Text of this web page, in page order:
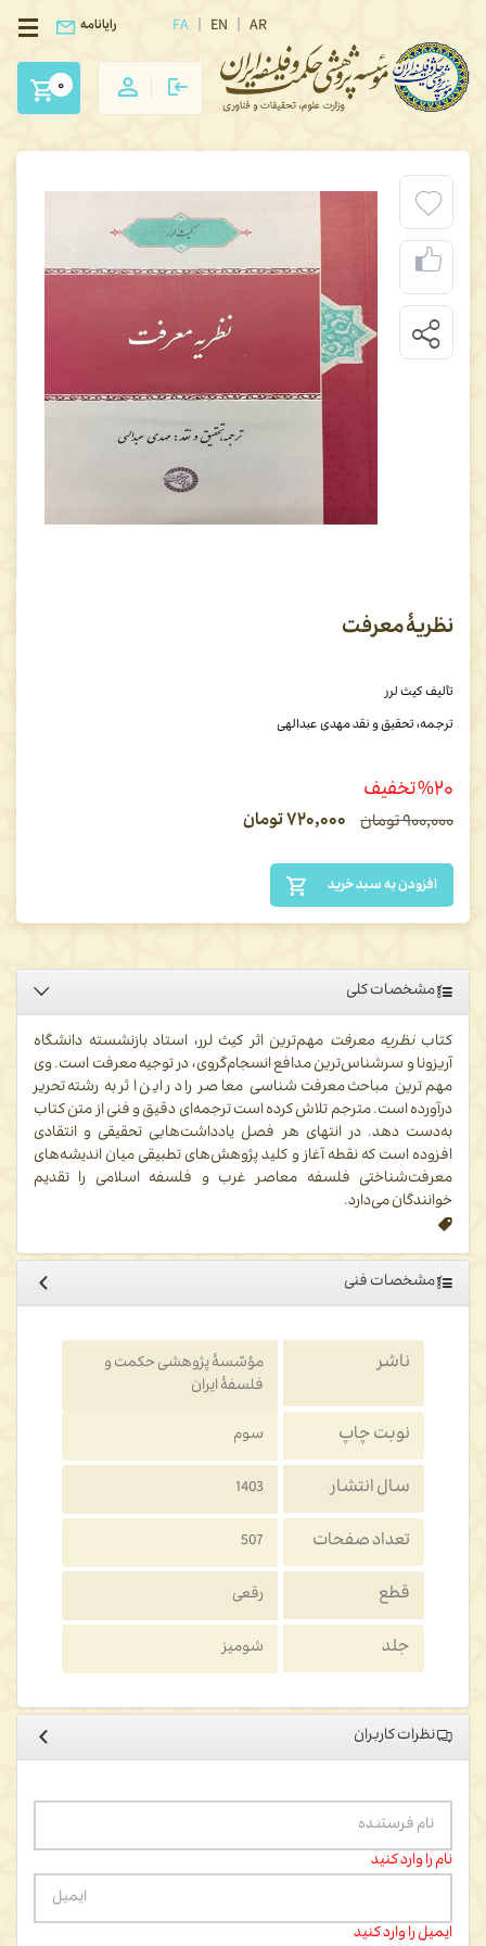
FA EN AR رایانامه
0
نظریۀ معرفت
تألیف کیث لرر
ترجمه، تحقیق و نقد مهدی عبدالهی
۹۰۰,۰۰۰تومان ۷۲۰,۰۰۰تومان
%۲۰ تخفیف
افزودن به سبد خرید
مشخصات کلی
کتابنظریه معرفت مهم‌ترین اثر کیث لرر، استاد بازنشسته دانشگاه
آریزونا و سرشنا‌س‌ترین مدافع انسجام‌گروی، در توجیه معرفت است. وی
مهم‌ترین مباحث معرفت‌شناسی معاصر را در این اثر به رشته تحریر
درآورده است. مترجم تلاش کرده است ترجمه‌ای دقیق و فنی از متن کتاب
به‌دست دهد. در انتهای هر فصل یادداشت‌هایی تحقیقی و انتقادی
افزوده است که نقطه آغاز و کلید پژوهش‌های تطبیقی میان اندیشه‌های
معرفت‌شناختی فلسفه معاصر غرب و فلسفه اسلامی را تقدیم
خوانندگان می‌دارد.
مشخصات فنی
ناشر
مؤسّسۀ پژوهشی حکمت و
فلسفۀ ایران
نوبت چاپ سوم
سال انتشار 1403
تعداد صفحات 507
قطع رقعی
جلد شومیز
نظرات کاربران
نام را وارد کنید
ایمیل را وارد کنید